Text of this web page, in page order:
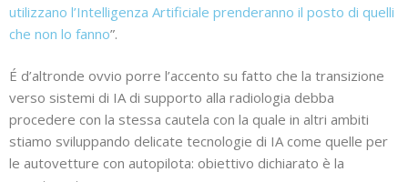
utilizzano l’Intelligenza Artificiale prenderanno il posto di quelli
che non lo fanno”.
É d’altronde ovvio porre l’accento su fatto che la transizione
verso sistemi di IA di supporto alla radiologia debba
procedere con la stessa cautela con la quale in altri ambiti
stiamo sviluppando delicate tecnologie di IA come quelle per
le autovetture con autopilota: obiettivo dichiarato è la